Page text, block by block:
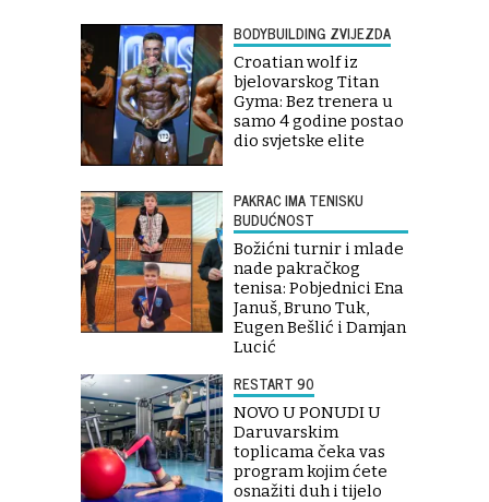
BODYBUILDING ZVIJEZDA
Croatian wolf iz
bjelovarskog Titan
Gyma: Bez trenera u
samo 4 godine postao
dio svjetske elite
PAKRAC IMA TENISKU
BUDUĆNOST
Božićni turnir i mlade
nade pakračkog
tenisa: Pobjednici Ena
Januš, Bruno Tuk,
Eugen Bešlić i Damjan
Lucić
RESTART 90
NOVO U PONUDI U
Daruvarskim
toplicama čeka vas
program kojim ćete
osnažiti duh i tijelo